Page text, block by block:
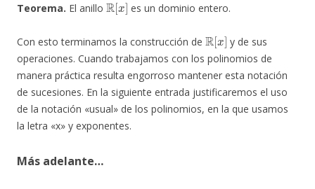
Teorema. El anillo es un dominio entero.
Con esto terminamos la construcción de
R [x ]
y de sus
operaciones. Cuando trabajamos con los polinomios de
manera práctica resulta engorroso mantener esta notación
de sucesiones. En la siguiente entrada justificaremos el uso
de la notación «usual» de los polinomios, en la que usamos
la letra «x» y exponentes.
Más adelante…